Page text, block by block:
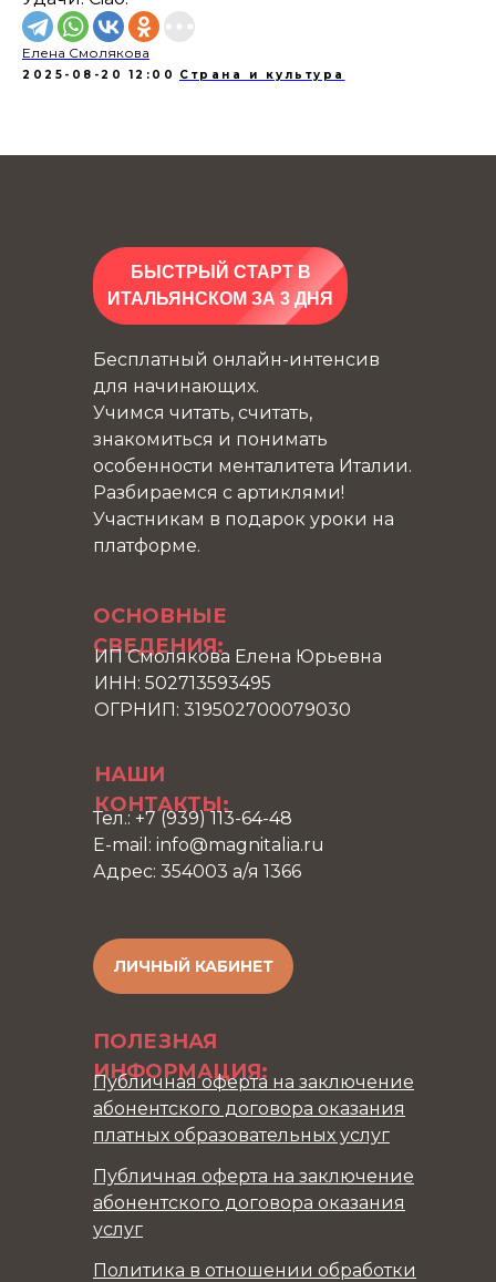
Елена Смолякова
2025-08-20 12:00 Страна и культура
ЛИЧНЫЙ КАБИНЕТ
БЫСТРЫЙ СТАРТ В
ИТАЛЬЯНСКОМ ЗА 3 ДНЯ
ОСНОВНЫЕ
СВЕДЕНИЯ:
НАШИ
КОНТАКТЫ:
ПОЛЕЗНАЯ
ИНФОРМАЦИЯ:
ИП Смолякова Елена Юрьевна
ИНН: 502713593495
ОГРНИП: 319502700079030
Бесплатный онлайн-интенсив
для начинающих.
Учимся читать, считать,
знакомиться и понимать
особенности менталитета Италии.
Разбираемся с артиклями!
Участникам в подарок уроки на
платформе.
Политика в отношении обработки
Публичная оферта на заключение
абонентского договора оказания
услуг
Публичная оферта на заключение
абонентского договора оказания
платных образовательных услуг
Тел.: +7 (939) 113-64-48
E-mail: info@magnitalia.ru
Адрес: 354003 а/я 1366